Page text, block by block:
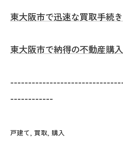
東大阪市で迅速な買取手続き
東大阪市で納得の不動産購入
------------
戸建て 買取 購入